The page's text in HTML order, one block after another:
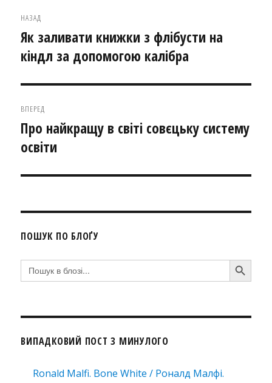
записів
НАЗАД
Попередній
запис:
Як заливати книжки з флібуcти на
кіндл за допомогою калібра
ВПЕРЕД
Наступний
запис:
Про найкращу в світі совєцьку систему
освіти
ПОШУК ПО БЛОҐУ
Search
for:
SEARCH BUTTON
ВИПАДКОВИЙ ПОСТ З МИНУЛОГО
Ronald Malfi. Bone White / Роналд Малфі.